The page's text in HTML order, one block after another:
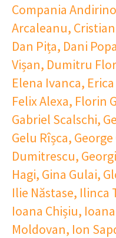
Compania Andirino
Arcaleanu,
Dan Pița, Dani Popa
Vișan, Dumitru
Elena Ivanca,
Felix Alexa, Florin
Gabriel Scalschi,
Gelu Rîșca,
Dumitrescu,
Hagi, Gina Gulai,
Ilie Năstase, Ilinca
Ioana Chișiu,
Moldovan, Ion